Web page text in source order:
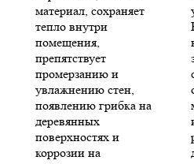
материал, сохраняет
тепло внутри
помещения,
препятствует
промерзанию и
увлажнению стен,
появлению грибка на
деревянных
поверхностях и
коррозии на